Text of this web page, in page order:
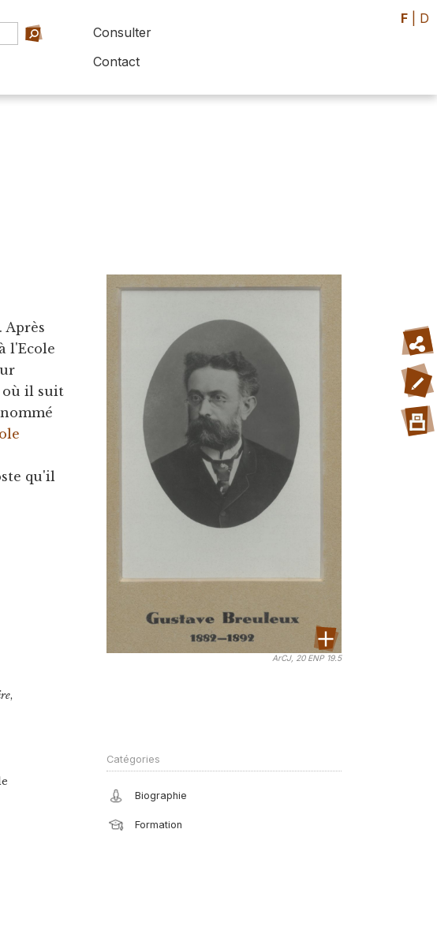
Consulter
Contact
F D
. Après
l'Ecole
où il suit
qu'il
,
ArCJ, 20 ENP 19.5
Catégories
Biographie
Formation